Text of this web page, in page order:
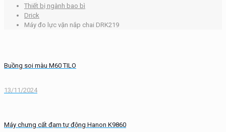
Thiết bị ngành bao bì
Drick
Máy đo lực vặn nắp chai DRK219
Buồng soi màu M60 TILO
13/11/2024
Máy chưng cất đạm tự động Hanon K9860